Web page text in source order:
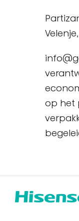
Velenje,
op het